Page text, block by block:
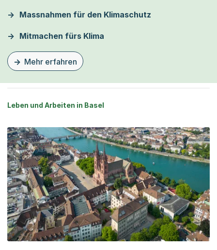
Massnahmen für den Klimaschutz
Mitmachen fürs Klima
Mehr erfahren
zu dieser Seite Klimaerhitzung
Leben und Arbeiten in Basel